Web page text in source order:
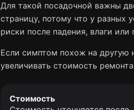
Для такой посадочной важны
страницу, потому что у разных
риски после падения, влаги или
Если симптом похож на другую
увеличивать стоимость
Стоимость